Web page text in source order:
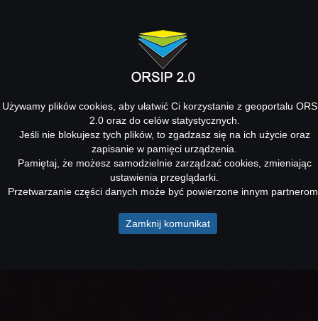
Używamy plików cookies, aby ułatwić Ci korzystanie z geoportalu
2.0 oraz do celów statystycznych.
Jeśli nie blokujesz tych plików, to zgadzasz się na ich użycie oraz
zapisanie w pamięci urządzenia.
Pamiętaj, że możesz samodzielnie zarządzać cookies, zmieniając
ustawienia przeglądarki.
Przetwarzanie części danych może być powierzone innym
Zamknij komunikat